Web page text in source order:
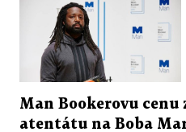
Man Bookerovu cenu
atentátu na Boba